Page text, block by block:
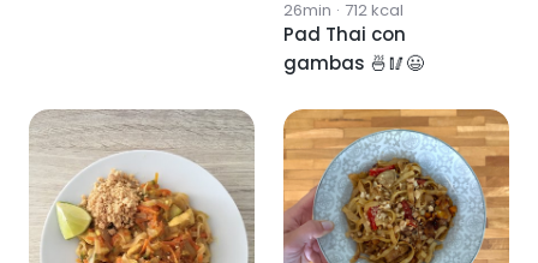
26min · 712kcal
Pad Thai con
gambas 🍜🥢😃